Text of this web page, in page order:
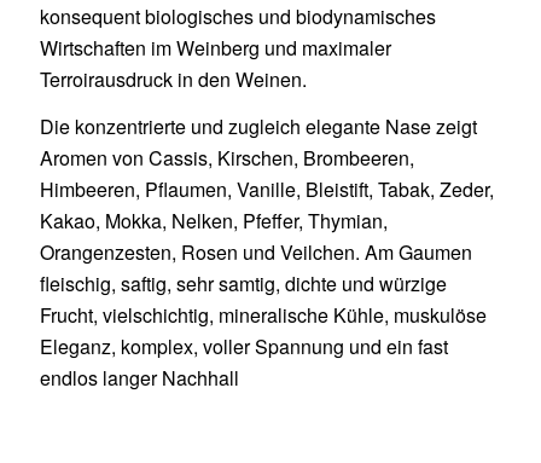
konsequent biologisches und biodynamisches
Wirtschaften im Weinberg und maximaler
Terroirausdruck in den Weinen.
Die konzentrierte und zugleich elegante Nase zeigt
Aromen von Cassis, Kirschen, Brombeeren,
Himbeeren, Pflaumen, Vanille, Bleistift, Tabak, Zeder,
Kakao, Mokka, Nelken, Pfeffer, Thymian,
Orangenzesten, Rosen und Veilchen. Am Gaumen
fleischig, saftig, sehr samtig, dichte und würzige
Frucht, vielschichtig, mineralische Kühle, muskulöse
Eleganz, komplex, voller Spannung und ein fast
endlos langer Nachhall